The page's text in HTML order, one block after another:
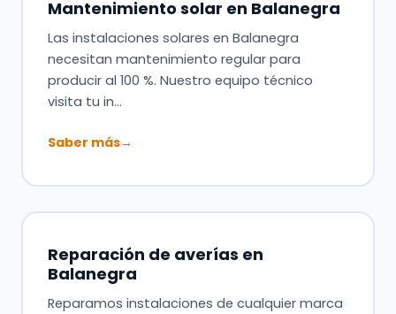
Mantenimiento solar en Balanegra
Las instalaciones solares en Balanegra
necesitan mantenimiento regular para
producir al 100 %. Nuestro equipo técnico
visita tu in…
Saber más→
Reparación de averías en
Balanegra
Reparamos instalaciones de cualquier marca